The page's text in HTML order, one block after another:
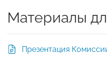
Материалы
Презентация